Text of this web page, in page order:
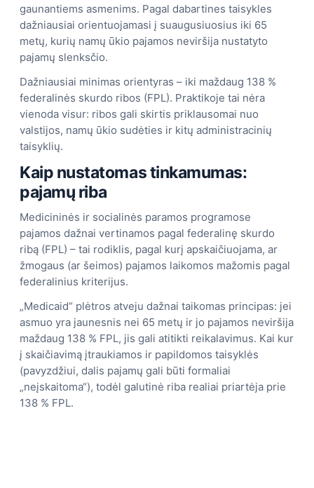
gaunantiems asmenims. Pagal dabartines taisykles
dažniausiai orientuojamasi į suaugusiuosius iki 65
metų, kurių namų ūkio pajamos neviršija nustatyto
pajamų slenksčio.
Dažniausiai minimas orientyras – iki maždaug 138 %
federalinės skurdo ribos (FPL). Praktikoje tai nėra
vienoda visur: ribos gali skirtis priklausomai nuo
valstijos, namų ūkio sudėties ir kitų administracinių
taisyklių.
Kaip nustatomas tinkamumas:
pajamų riba
Medicininės ir socialinės paramos programose
pajamos dažnai vertinamos pagal federalinę skurdo
ribą (FPL) – tai rodiklis, pagal kurį apskaičiuojama, ar
žmogaus (ar šeimos) pajamos laikomos mažomis pagal
federalinius kriterijus.
„Medicaid“ plėtros atveju dažnai taikomas principas: jei
asmuo yra jaunesnis nei 65 metų ir jo pajamos neviršija
maždaug 138 % FPL, jis gali atitikti reikalavimus. Kai kur
į skaičiavimą įtraukiamos ir papildomos taisyklės
(pavyzdžiui, dalis pajamų gali būti formaliai
„neįskaitoma“), todėl galutinė riba realiai priartėja prie
138 % FPL.